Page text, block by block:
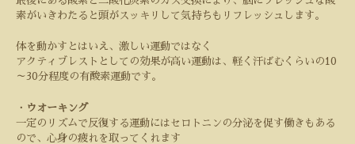
素がいきわたると頭がスッキリして気持ちもリフレッシュします。
体を動かすとはいえ、激しい運動ではなく
アクティブレストとしての効果が高い運動は、軽く汗ばむくらいの10
～30分程度の有酸素運動です。
・ ウオーキング
一定のリズムで反復する運動にはセロトニンの分泌を促す働きもある
ので、心身の疲れを取ってくれます